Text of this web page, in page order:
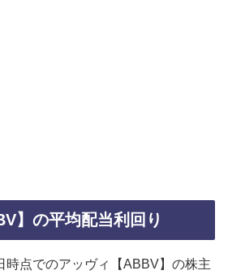
】の平均配当利回り
時点でのアッヴィ【ABBV】の株主